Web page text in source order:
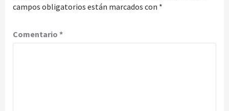
campos obligatorios están marcados con *
Comentario *